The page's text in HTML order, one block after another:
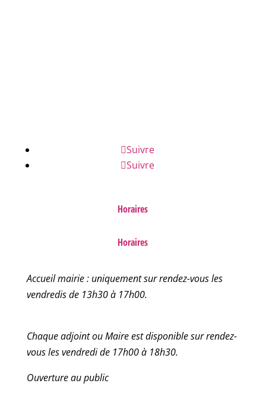
Suivre
Suivre
Horaires
Horaires
Accueil mairie : uniquement sur rendez-vous les
vendredis de 13h30 à 17h00.
Chaque adjoint ou Maire est disponible sur rendez-
vous les vendredi de 17h00 à 18h30.
Ouverture au public